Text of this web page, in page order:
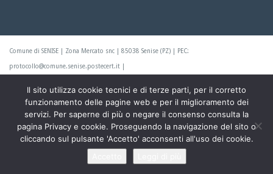
Comune di SENISE | Zona Mercato snc | 85038 Senise (PZ) | PEC:
protocollo@comune.senise.postecert.it |
Centralino +39.0973.686200 | Fax +39.0973.686393 | P.IVA: 00832530760 | © 2019
Progettato e sviluppato da Prospero Parisi.
Il sito utilizza cookie tecnici e di terze parti, per il corretto
funzionamento delle pagine web e per il miglioramento dei
servizi. Per saperne di più o negare il consenso consulta la
pagina Privacy e cookie. Proseguendo la navigazione del sito o
cliccando sul pulsante 'Accetto' acconsenti all'uso dei cookie.